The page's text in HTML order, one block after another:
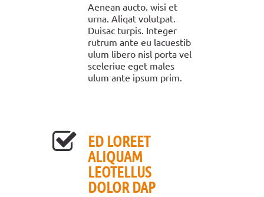
Aenean aucto. wisi et
urna. Aliqat volutpat.
Duisac turpis. Integer
rutrum ante eu lacuestib
ulum libero nisl porta vel
sceleriue eget males
ulum ante ipsum prim.
ED LOREET
ALIQUAM
LEOTELLUS
DOLOR DAP